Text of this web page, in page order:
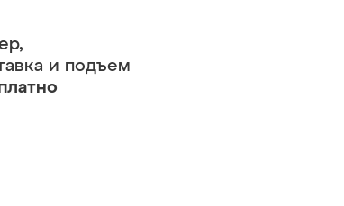
и подъем